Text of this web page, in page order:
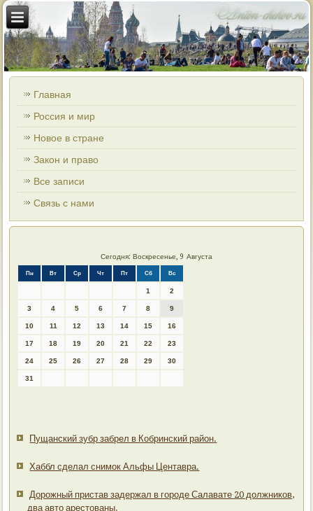
Главная
Россия и мир
Новое в стране
Закон и право
Все записи
Связь с нами
Сегодня: Воскресенье, 9 Августа
Пн Вт Ср Чт Пт Сб Вс
1 2
3 4 5 6 7 8 9
10 11 12 13 14 15 16
17 18 19 20 21 22 23
24 25 26 27 28 29 30
31
Пущанский зубр забрел в Кобринский район.
Хаббл сделал снимок Альфы Центавра.
Дорожный пристав задержал в городе Салавате 20 должников,
два авто арестованы.